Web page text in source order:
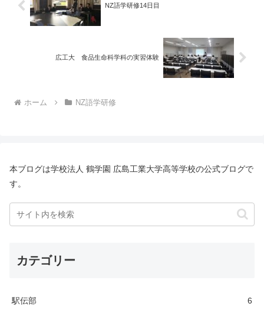
NZ語学研修14日目
広工大 食品生命科学科の実習体験
ホーム NZ語学研修
本ブログは学校法人 鶴学園 広島工業大学高等学校の公式ブログで
す。
カテゴリー
駅伝部 6